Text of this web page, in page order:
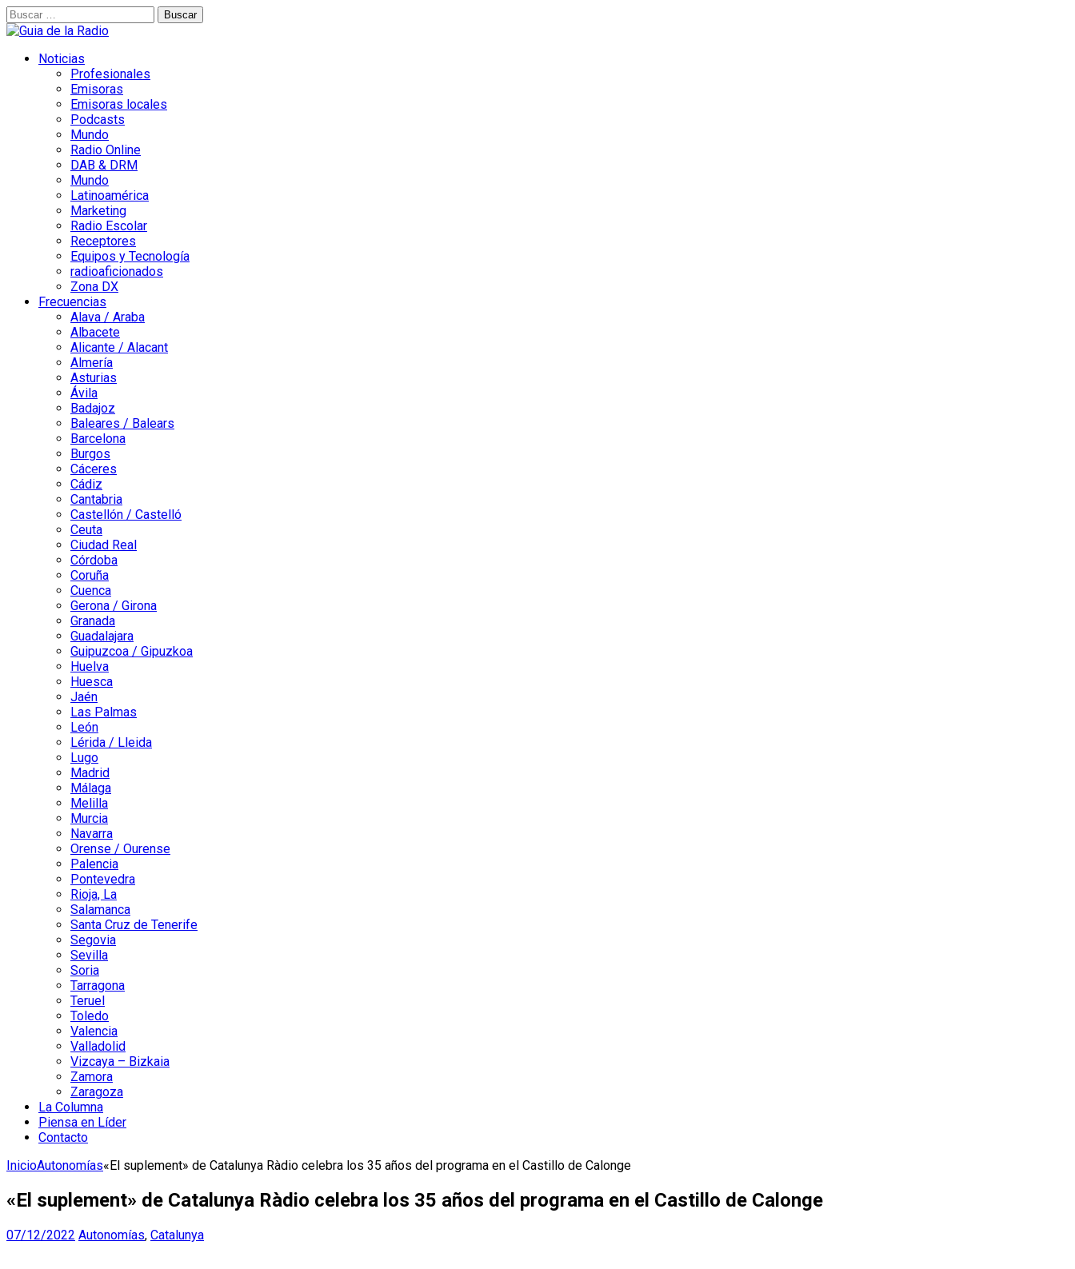
Buscar:
Noticias
Profesionales
Emisoras
Emisoras locales
Podcasts
Mundo
Radio Online
DAB & DRM
Mundo
Latinoamérica
Marketing
Radio Escolar
Receptores
Equipos y Tecnología
radioaficionados
Zona DX
Frecuencias
Alava / Araba
Albacete
Alicante / Alacant
Almería
Asturias
Ávila
Badajoz
Baleares / Balears
Barcelona
Burgos
Cáceres
Cádiz
Cantabria
Castellón / Castelló
Ceuta
Ciudad Real
Córdoba
Coruña
Cuenca
Gerona / Girona
Granada
Guadalajara
Guipuzcoa / Gipuzkoa
Huelva
Huesca
Jaén
Las Palmas
León
Lérida / Lleida
Lugo
Madrid
Málaga
Melilla
Murcia
Navarra
Orense / Ourense
Palencia
Pontevedra
Rioja, La
Salamanca
Santa Cruz de Tenerife
Segovia
Sevilla
Soria
Tarragona
Teruel
Toledo
Valencia
Valladolid
Vizcaya – Bizkaia
Zamora
Zaragoza
La Columna
Piensa en Líder
Contacto
InicioAutonomías«El suplement» de Catalunya Ràdio celebra los 35 años del programa en el Castillo de Calonge
«El suplement» de Catalunya Ràdio celebra los 35 años del programa en el Castillo de Calonge
07/12/2022 Autonomías, Catalunya